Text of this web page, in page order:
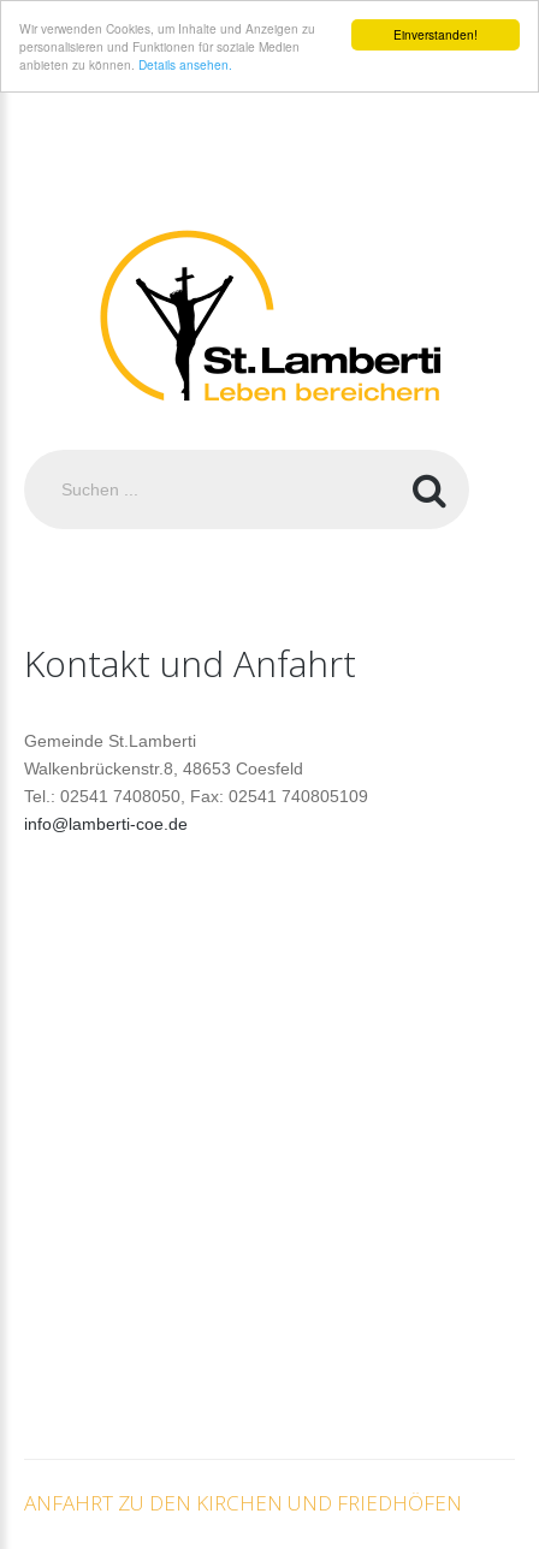
Einverstanden!
Wir verwenden Cookies, um Inhalte und Anzeigen zu
personalisieren und Funktionen für soziale Medien
anbieten zu können. Details ansehen.
Kontakt und Anfahrt
Gemeinde St.Lamberti
Walkenbrückenstr.8, 48653 Coesfeld
Tel.: 02541 7408050, Fax: 02541 740805109
info@lamberti-coe.de
ANFAHRT ZU DEN KIRCHEN UND FRIEDHÖFEN